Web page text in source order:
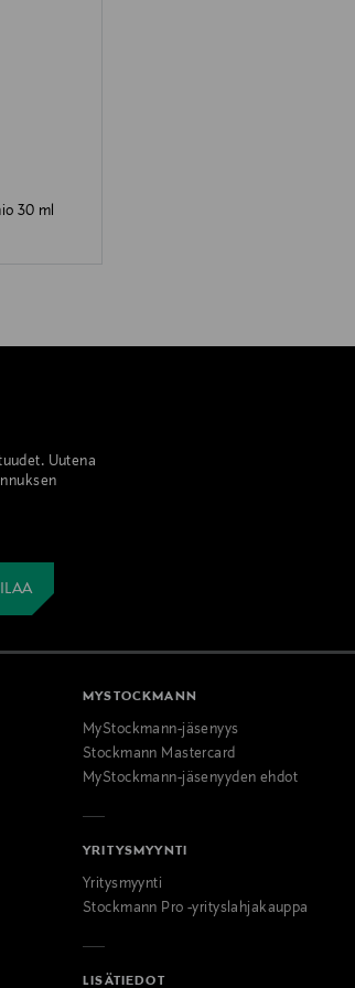
30 ml
Uutena
MYSTOCKMANN
MyStockmann-jäsenyys
Stockmann Mastercard
MyStockmann-jäsenyyden ehdot
YRITYSMYYNTI
Yritysmyynti
Stockmann Pro -yrityslahjakauppa
LISÄTIEDOT